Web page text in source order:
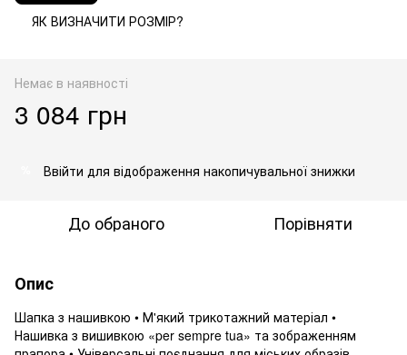
ЯК ВИЗНАЧИТИ РОЗМІР?
Немає в наявності
3 084 грн
Ввійти для відображення накопичувальної знижки
До обраного Порівняти
Опис
Шапка з нашивкою • М'який трикотажний матеріал •
Нашивка з вишивкою «per sempre tua» та зображенням